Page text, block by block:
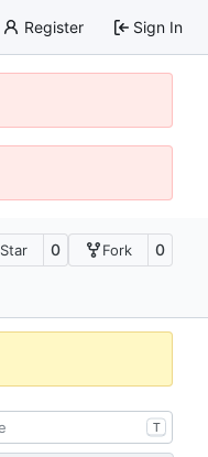
Register Sign In
Star 0 Fork 0
T